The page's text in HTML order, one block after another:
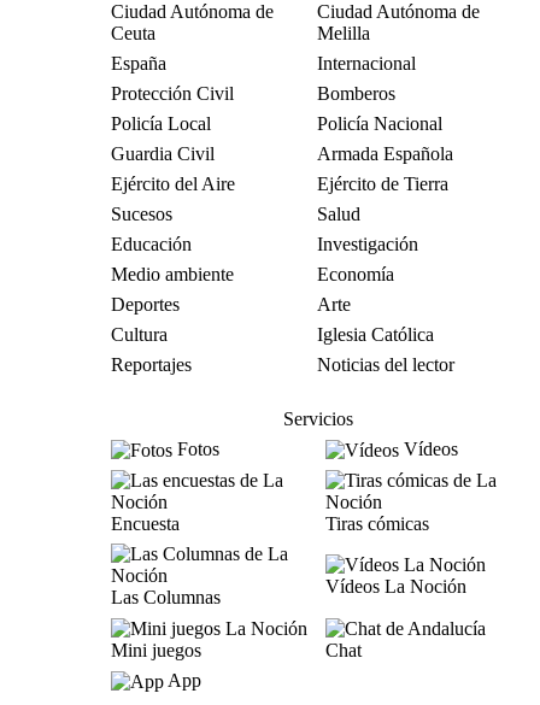
Ciudad Autónoma de
Ceuta
Ciudad Autónoma de
Melilla
España
Internacional
Protección Civil
Bomberos
Policía Local
Policía Nacional
Guardia Civil
Armada Española
Ejército del Aire
Ejército de Tierra
Sucesos
Salud
Educación
Investigación
Medio ambiente
Economía
Deportes
Arte
Cultura
Iglesia Católica
Reportajes
Noticias del lector
Servicios
Fotos
Vídeos
Encuesta Tiras cómicas
Las Columnas
Vídeos La Noción
Mini juegos
Chat
App